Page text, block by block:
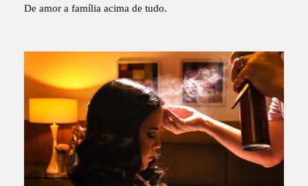
De amor a família acima de tudo.